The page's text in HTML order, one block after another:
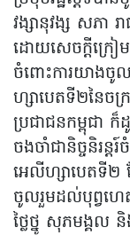
វង្សានុវង្ស សភា
ដោយសេចក្តីក្រៀ
ចំពោះការយាងចូ
ហ្សាបេតទី២នៃចក្
ប្រជាជនកម្ពុជា
ចងចាំជានិច្ចនិរន្ត
អេលីហ្សាបេតទី២ ដ
ចូលរួមដល់បុព្វហេ
ថ្លៃថ្នូ សុភមង្គល